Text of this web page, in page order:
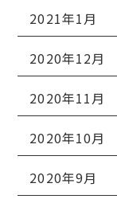
2021年1月
2020年12月
2020年11月
2020年10月
2020年9月